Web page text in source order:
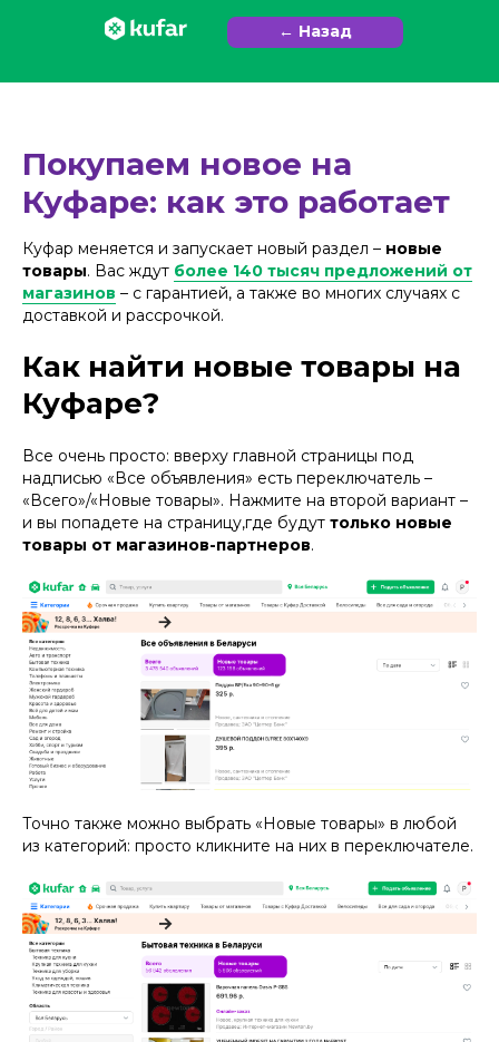
← Назад
Покупаем новое на
Куфаре: как это работает
Куфар меняется и запускает новый раздел – новые
товары. Вас ждут более 140 тысяч предложений от
магазинов – с гарантией, а также во многих случаях с
доставкой и рассрочкой.
Как найти новые товары на
Куфаре?
Все очень просто: вверху главной страницы под
надписью «Все объявления» есть переключатель –
«Всего»/«Новые товары». Нажмите на второй вариант –
и вы попадете на страницу,где будут только новые
товары от магазинов-партнеров.
Точно также можно выбрать «Новые товары» в любой
из категорий: просто кликните на них в переключателе.